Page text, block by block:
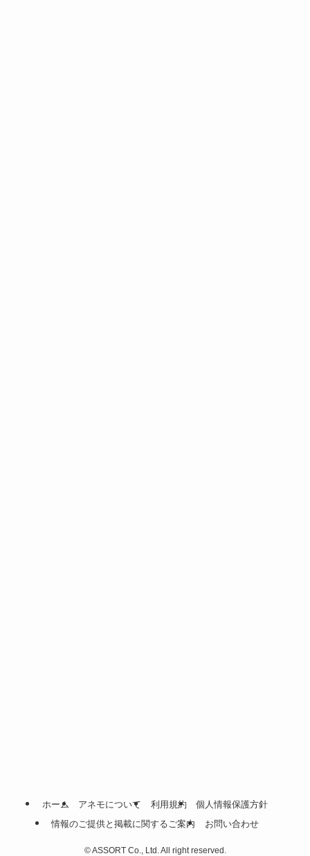
ホーム アネモについて 利用規約
個人情報保護方針
情報のご提供と掲載に関するご案内
お問い合わせ
©ASSORT Co., Ltd. All right reserved.